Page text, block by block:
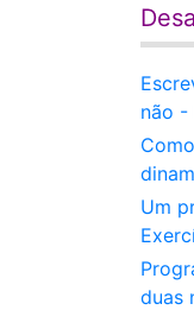
não -
Um
duas